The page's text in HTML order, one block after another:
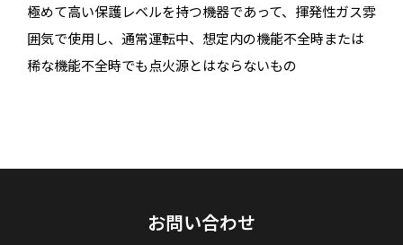
極めて高い保護レベルを持つ機器であって、揮発性ガス雰
囲気で使用し、通常運転中、想定内の機能不全時または
稀な機能不全時でも点火源とはならないもの
お問い合わせ